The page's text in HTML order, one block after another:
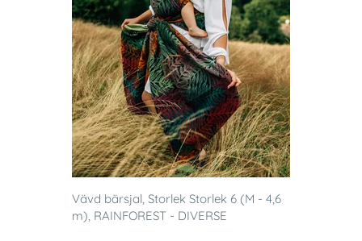
Vävd bärsjal, Storlek Storlek 6 (M - 4,6
m), RAINFOREST - DIVERSE